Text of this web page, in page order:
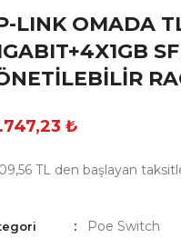
LINK OMADA
₺
TL den başlayan
Poe Switch